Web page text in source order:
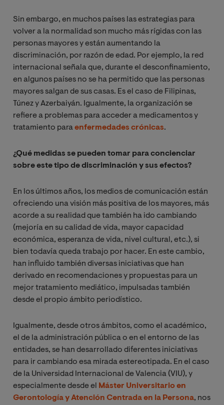
Sin embargo, en muchos países las estrategias para
volver a la normalidad son mucho más rígidas con las
personas mayores y están aumentando la
discriminación, por razón de edad. Por ejemplo, la red
internacional señala que, durante el desconfinamiento,
en algunos países no se ha permitido que las personas
mayores salgan de sus casas. Es el caso de Filipinas,
Túnez y Azerbaiyán. Igualmente, la organización se
refiere a problemas para acceder a medicamentos y
tratamiento paraenfermedades crónicas.
¿Qué medidas se pueden tomar para concienciar
sobre este tipo de discriminación y sus efectos?
En los últimos años, los medios de comunicación están
ofreciendo una visión más positiva de los mayores, más
acorde a su realidad que también ha ido cambiando
(mejoría en su calidad de vida, mayor capacidad
económica, esperanza de vida, nivel cultural, etc.), si
bien todavía queda trabajo por hacer. En este cambio,
han influido también diversas iniciativas que han
derivado en recomendaciones y propuestas para un
mejor tratamiento mediático, impulsadas también
desde el propio ámbito periodístico.
Igualmente, desde otros ámbitos, como el académico,
el de la administración pública o en el entorno de las
entidades, se han desarrollado diferentes iniciativas
para ir cambiando esa mirada estereotipada. En el caso
de la Universidad Internacional de Valencia (VIU), y
especialmente desde el
Máster Universitario en
Gerontología y Atención Centrada en la Persona, nos